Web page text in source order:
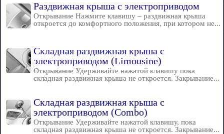
Раздвижная крыша с электроприводом
Открывание Нажмите клавишу – раздвижная крыша
откроется до комфортного положения, при котором не...
Складная раздвижная крыша с
электроприводом (Limousine)
Открывание Удерживайте нажатой клавишу пока
складная раздвижная крыша не откроется. Закрывание...
Складная раздвижная крыша с
электроприводом (Combo)
Открывание Удерживайте нажатой клавишу, пока
складная раздвижная крыша не откроется. Закрывание...